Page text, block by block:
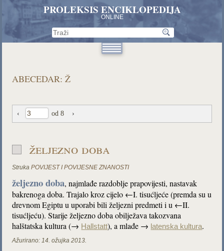
PROLEKSIS ENCIKLOPEDIJA
ONLINE
ABECEDAR: Ž
‹ od 8 ›
željezno doba
Struka POVIJEST I POVIJESNE ZNANOSTI
željezno doba, najmlađe razdoblje prapovijesti, nastavak
bakrenoga doba. Trajalo kroz cijelo ←I. tisućljeće (premda su u
drevnom Egiptu u uporabi bili željezni predmeti i u ←II.
tisućljeću). Starije željezno doba obilježava takozvana
halštatska kultura (→ Hallstatt), a mlađe → latenska kultura.
Ažurirano: 14. ožujka 2013.